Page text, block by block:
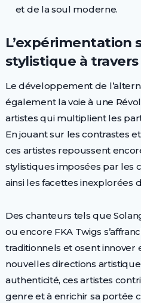
et de la soul moderne.
L’expérimentation
stylistique à
Le développement de
également la voie à une
artistes qui multiplient les
En jouant sur les contrastes
ces artistes repoussent
stylistiques imposées par les
ainsi les facettes inexplorées
Des chanteurs tels que
ou encore FKA Twigs
traditionnels et osent innover
nouvelles directions
authenticité, ces artistes
genre et à enrichir sa portée